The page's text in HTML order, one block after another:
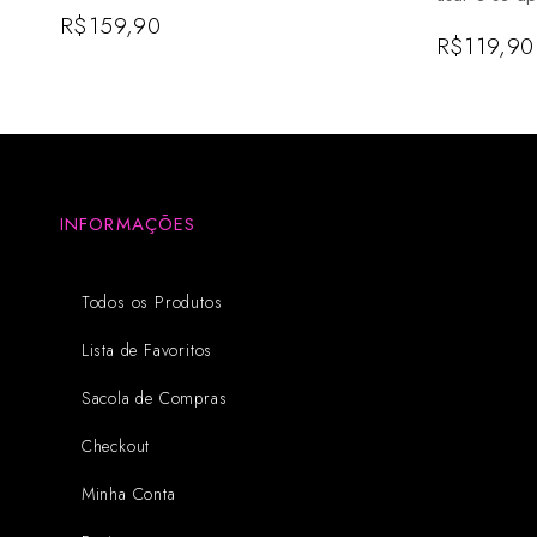
R$159,90
R$119,90
INFORMAÇÕES
Todos os Produtos
Lista de Favoritos
Sacola de Compras
Checkout
Minha Conta